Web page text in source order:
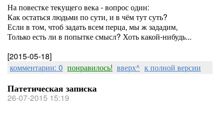
На повестке текущего века - вопрос один:
Как остаться людьми по сути, и в чём тут суть?
Если в том, чтоб задать всем перца, мы ж зададим,
Только есть ли в попытке смысл? Хоть какой-нибудь...
[2015-05-18]
комментарии: 0 понравилось! вверх^ к полной версии
Патетическая записка
26-07-2015 15:19